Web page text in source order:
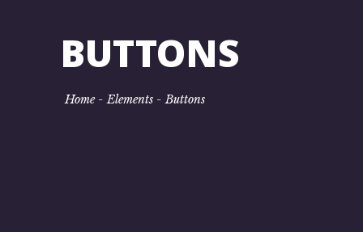
BUTTONS
Home-Elements -Buttons